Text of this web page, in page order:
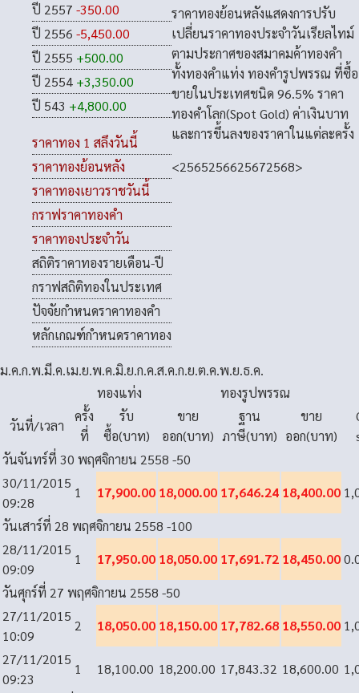
ปี 2557 -350.00
ปี 2556 -5,450.00
ปี 2555 +500.00
ปี 2554 +3,350.00
ปี 543 +4,800.00
ราคาทอง 1 สลึงวันนี้
ราคาทองย้อนหลัง
ราคาทองเยาวราชวันนี้
กราฟราคาทองคำ
ราคาทองประจำวัน
สถิติราคาทองรายเดือน-ปี
กราฟสถิติทองในประเทศ
ปัจจัยกำหนดราคาทองคำ
หลักเกณฑ์กำหนดราคาทอง
ราคาทองย้อนหลังแสดงการปรับ
เปลี่ยนราคาทองประจำวันเรียลไทม์
ตามประกาศของสมาคมค้าทองคำ
ทั้งทองคำแท่ง ทองคำรูปพรรณ ที่ซื้อ
ขายในประเทศชนิด 96.5% ราคา
ทองคำโลก(Spot Gold) ค่าเงินบาท
และการขึ้นลงของราคาในแต่ละครั้ง
<2565256625672568>
ม.ค.ก.พ.มี.ค.เม.ย.พ.ค.มิ.ย.ก.ค.ส.ค.ก.ย.ต.ค.พ.ย.ธ.ค.
ทองแท่ง
ทองรูปพรรณ
วันที่/เวลา
ครั้ง
ที่
รับ
ซื้อ(บาท)
ขาย
ออก(บาท)
ฐาน
ภาษี(บาท)
ขาย
ออก(บาท)
วันจันทร์ที่ 30 พฤศจิกายน 2558 -50
30/11/2015
09:28
1 17,900.00 18,000.00 17,646.24 18,400.00
วันเสาร์ที่ 28 พฤศจิกายน 2558 -100
28/11/2015
09:09
1 17,950.00 18,050.00 17,691.72 18,450.00
วันศุกร์ที่ 27 พฤศจิกายน 2558 -50
27/11/2015
10:09
2 18,050.00 18,150.00 17,782.68 18,550.00
27/11/2015
09:23
1 18,100.00 18,200.00 17,843.32 18,600.00